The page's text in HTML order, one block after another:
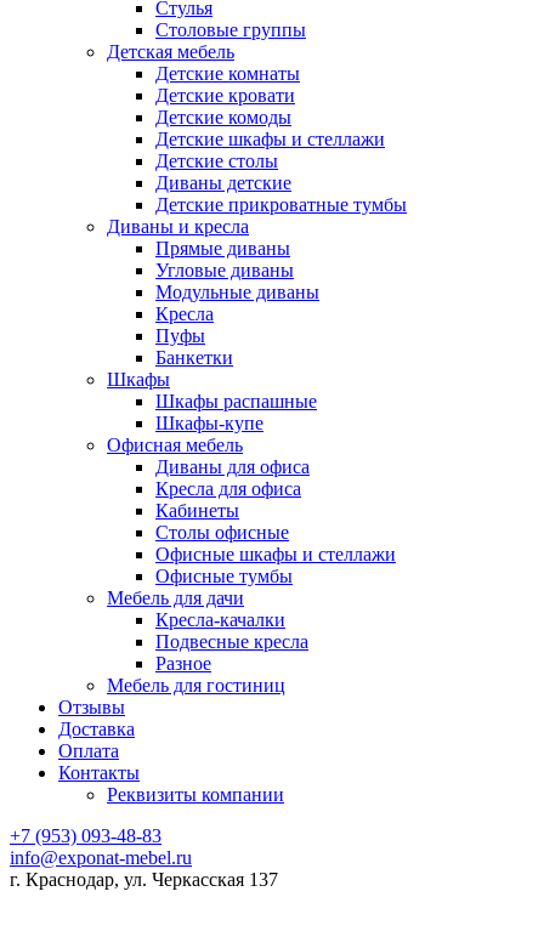
Стулья
Столовые группы
Детская мебель
Детские комнаты
Детские кровати
Детские комоды
Детские шкафы и стеллажи
Детские столы
Диваны детские
Детские прикроватные тумбы
Диваны и кресла
Прямые диваны
Угловые диваны
Модульные диваны
Кресла
Пуфы
Банкетки
Шкафы
Шкафы распашные
Шкафы-купе
Офисная мебель
Диваны для офиса
Кресла для офиса
Кабинеты
Столы офисные
Офисные шкафы и стеллажи
Офисные тумбы
Мебель для дачи
Кресла-качалки
Подвесные кресла
Разное
Мебель для гостиниц
Отзывы
Доставка
Оплата
Контакты
Реквизиты компании
+7 (953) 093-48-83
info@exponat-mebel.ru
г. Краснодар, ул. Черкасская 137